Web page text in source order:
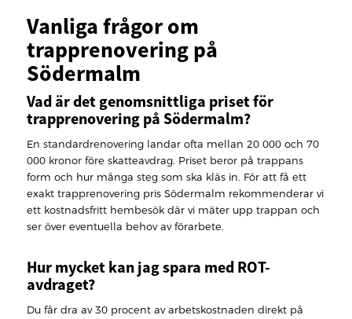
Vanliga frågor om
trapprenovering på
Södermalm
Vad är det genomsnittliga priset för
trapprenovering på Södermalm?
En standardrenovering landar ofta mellan 20 000 och 70
000 kronor före skatteavdrag. Priset beror på trappans
form och hur många steg som ska kläs in. För att få ett
exakt trapprenovering pris Södermalm rekommenderar vi
ett kostnadsfritt hembesök där vi mäter upp trappan och
ser över eventuella behov av förarbete.
Hur mycket kan jag spara med ROT-
avdraget?
Du får dra av 30 procent av arbetskostnaden direkt på